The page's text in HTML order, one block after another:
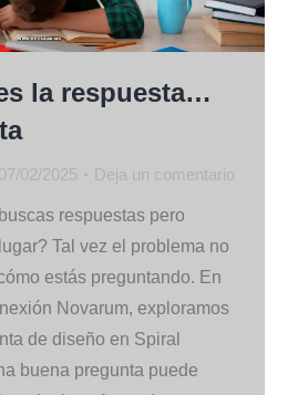
la respuesta…
07/02/2025 Deja un comentario
respuestas pero
Tal vez el problema no
estás preguntando. En
Novarum, exploramos
de diseño en Spiral
buena pregunta puede